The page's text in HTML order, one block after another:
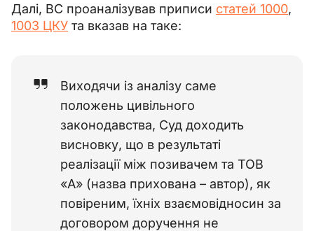
Далі, ВС проаналізував приписи статей 1000,
1003 ЦКУ та вказав на таке:
Виходячи із аналізу саме
положень цивільного
законодавства, Суд доходить
висновку, що в результаті
реалізації між позивачем та ТОВ
«А» (назва прихована – автор), як
повіреним, їхніх взаємовідносин за
договором доручення не